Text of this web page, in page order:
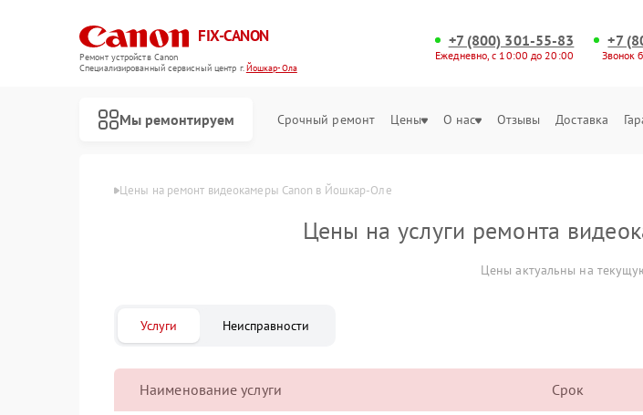
FIX-CANON
Ремонт устройств Canon
Специализированный cервисный центр г.Йошкар-Ола
+7 (800) 301-55-83
Ежедневно, с 10:00 до 20:00
+7
Звонок
Мы ремонтируем Срочный ремонт Цены О нас Отзывы Доставка
Цены Цены на ремонт видеокамеры Canon в Йошкар-Оле
Цены на услуги ремонта
Цены актуальны на
Услуги Неисправности
Наименование услуги Срок